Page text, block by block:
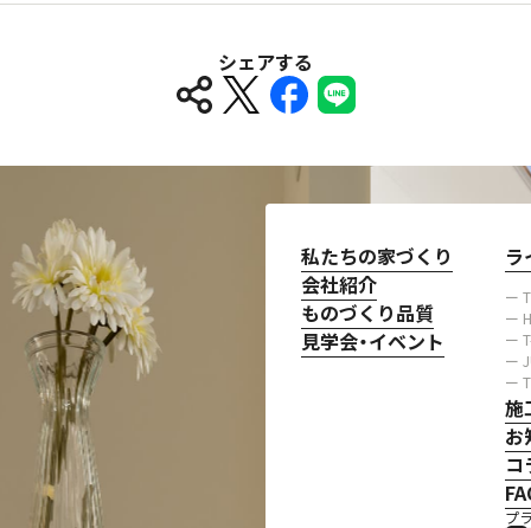
シェアする
私たちの家づくり
会社紹介
ものづくり品質
見学会・イベント
ラ
ー
ー
ー
ー
ー
施
お
コ
プ